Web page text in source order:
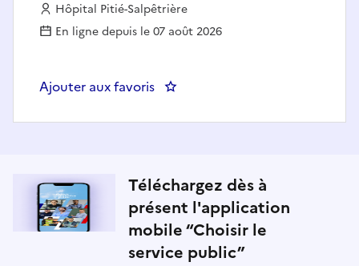
Employeur :
Hôpital Pitié-Salpêtrière
En ligne depuis le 07 août 2026
Ajouter aux favoris
Téléchargez dès à
présent l'application
mobile “Choisir le
service public”